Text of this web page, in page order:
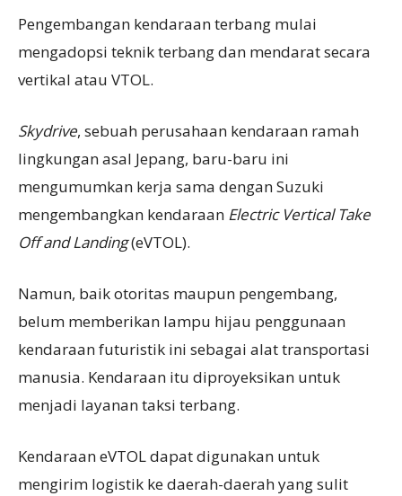
Pengembangan kendaraan terbang mulai
mengadopsi teknik terbang dan mendarat secara
vertikal atau VTOL.
Skydrive, sebuah perusahaan kendaraan ramah
lingkungan asal Jepang, baru-baru ini
mengumumkan kerja sama dengan Suzuki
mengembangkan kendaraan Electric Vertical Take
Off and Landing(eVTOL).
Namun, baik otoritas maupun pengembang,
belum memberikan lampu hijau penggunaan
kendaraan futuristik ini sebagai alat transportasi
manusia. Kendaraan itu diproyeksikan untuk
menjadi layanan taksi terbang.
Kendaraan eVTOL dapat digunakan untuk
mengirim logistik ke daerah-daerah yang sulit